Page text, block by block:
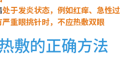
处于发炎状态，例如红痒、急性过
重眼挑针时，不应热敷双眼
敷的正确方法